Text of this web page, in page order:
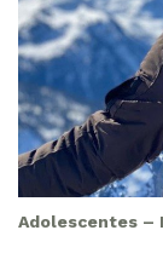
Adolescentes –